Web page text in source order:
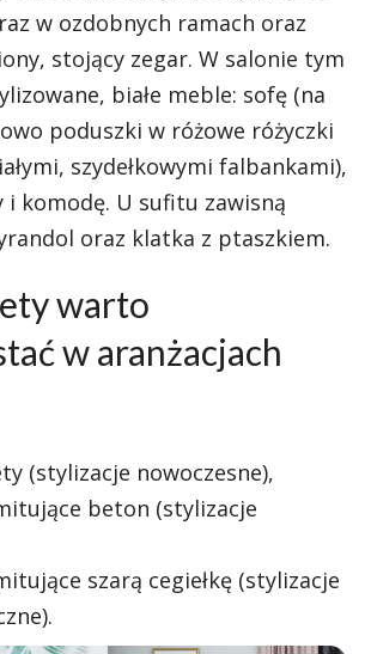
w ozdobnych ramach oraz
stojący zegar. W salonie tym
białe meble: sofę (na
poduszki w różowe różyczki
szydełkowymi falbankami),
i komodę. U sufitu zawisną
oraz klatka z ptaszkiem.
warto
w aranżacjach
(stylizacje nowoczesne),
beton (stylizacje
szarą cegiełkę (stylizacje